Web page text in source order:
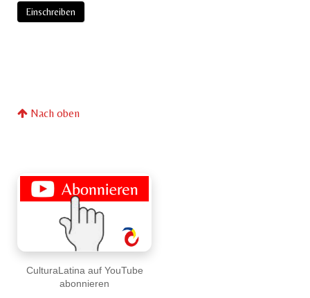
CulturaLatina auf YouTube
abonnieren
Nach oben